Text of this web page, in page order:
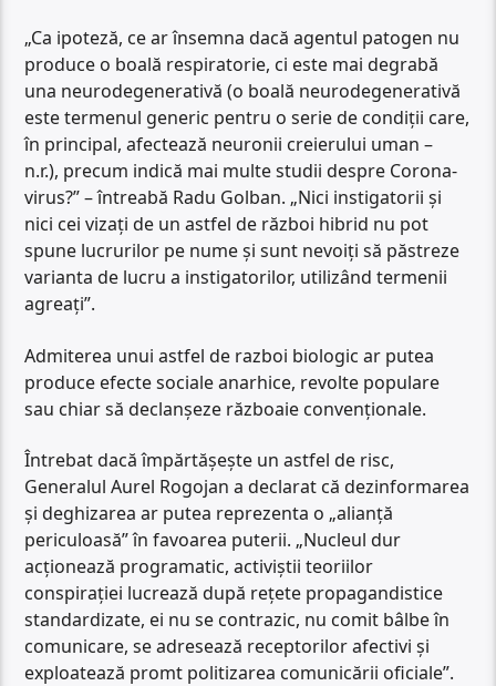
„Ca ipoteză, ce ar însemna dacă agentul patogen nu
produce o boală respiratorie, ci este mai degrabă
una neurodegenerativă (o boală neurodegenerativă
este termenul generic pentru o serie de condiții care,
în principal, afectează neuronii creierului uman –
n.r.), precum indică mai multe studii despre Corona-
virus?” – întreabă Radu Golban. „Nici instigatorii și
nici cei vizați de un astfel de război hibrid nu pot
spune lucrurilor pe nume și sunt nevoiți să păstreze
varianta de lucru a instigatorilor, utilizând termenii
agreați”.
Admiterea unui astfel de razboi biologic ar putea
produce efecte sociale anarhice, revolte populare
sau chiar să declanșeze războaie convenționale.
Întrebat dacă împărtășește un astfel de risc,
Generalul Aurel Rogojan a declarat că dezinformarea
și deghizarea ar putea reprezenta o „alianță
periculoasă” în favoarea puterii. „Nucleul dur
acționează programatic, activiștii teoriilor
conspirației lucrează după rețete propagandistice
standardizate, ei nu se contrazic, nu comit bâlbe în
comunicare, se adresează receptorilor afectivi și
exploatează promt politizarea comunicării oficiale”.